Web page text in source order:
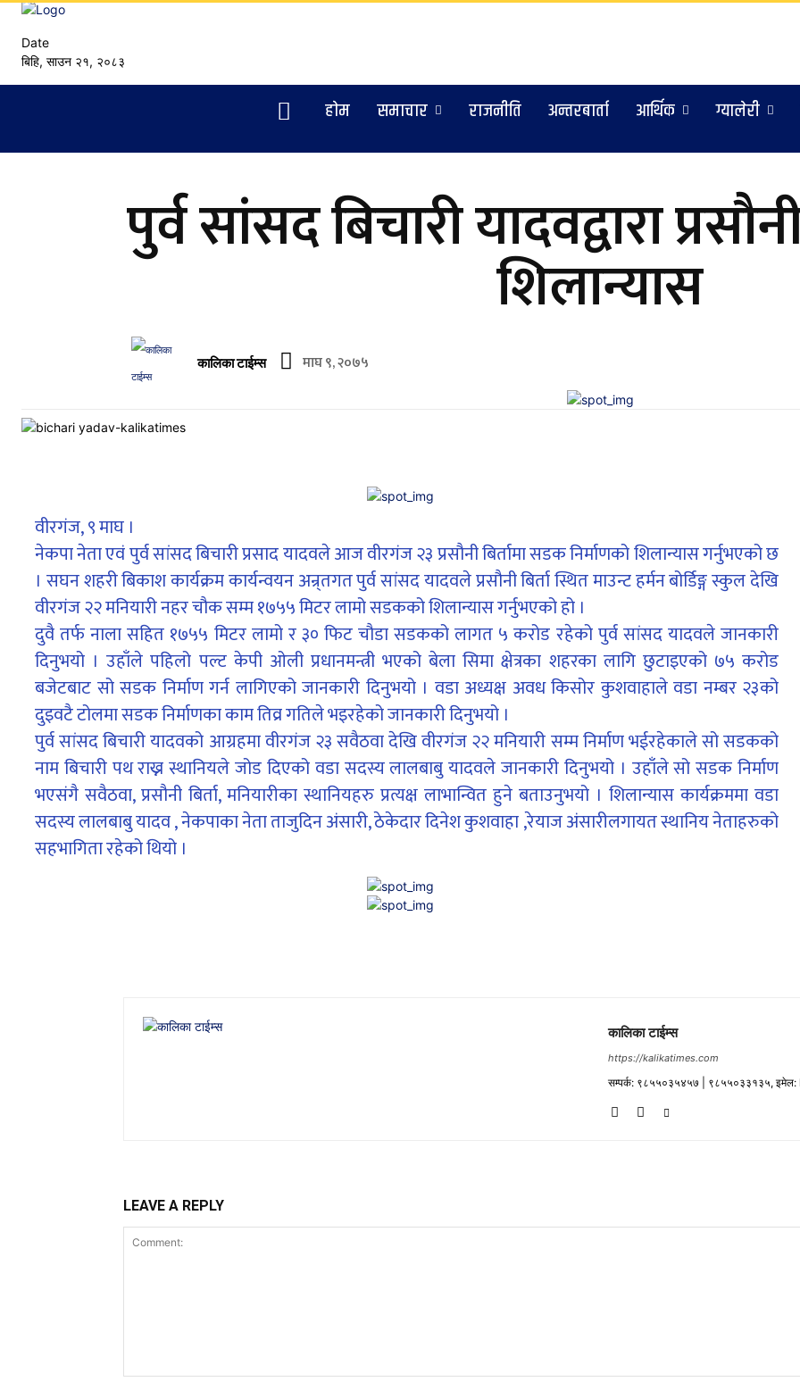
Date
बिहि, साउन २१, २०८३
हाेम समाचार राजनीति अन्तरबार्ता आर्थिक ग्यालेरी
पुर्व सांसद बिचारी यादवद्वारा
शिलान्यास
कालिका टाईम्स माघ ९, २०७५
वीरगंज, ९ माघ ।
नेकपा नेता एवं पुर्व सांसद बिचारी प्रसाद यादवले आज वीरगंज २३ प्रसौनी बिर्तामा सडक निर्माणको शिलान्यास गर्नुभएको छ
। सघन शहरी बिकाश कार्यक्रम कार्यन्वयन अन्र्तगत पुर्व सांसद यादवले प्रसौनी बिर्ता स्थित माउन्ट हर्मन बोर्डिङ्ग स्कुल देखि
वीरगंज २२ मनियारी नहर चौक सम्म १७५५ मिटर लामो सडकको शिलान्यास गर्नुभएको हो ।
दुवै तर्फ नाला सहित १७५५ मिटर लामो र ३० फिट चौडा सडकको लागत ५ करोड रहेको पुर्व सांसद यादवले जानकारी
दिनुभयो । उहाँले पहिलो पल्ट केपी ओली प्रधानमन्त्री भएको बेला सिमा क्षेत्रका शहरका लागि छुटाइएको ७५ करोड
बजेटबाट सो सडक निर्माण गर्न लागिएको जानकारी दिनुभयो । वडा अध्यक्ष अवध किसोर कुशवाहाले वडा नम्बर २३को
दुइवटै टोलमा सडक निर्माणका काम तिव्र गतिले भइरहेको जानकारी दिनुभयो ।
पुर्व सांसद बिचारी यादवको आग्रहमा वीरगंज २३ सवैठवा देखि वीरगंज २२ मनियारी सम्म निर्माण भईरहेकाले सो सडकको
नाम बिचारी पथ राख्न स्थानियले जोड दिएको वडा सदस्य लालबाबु यादवले जानकारी दिनुभयो । उहाँले सो सडक निर्माण
भएसंगै सवैठवा, प्रसौनी बिर्ता, मनियारीका स्थानियहरु प्रत्यक्ष लाभान्वित हुने बताउनुभयो । शिलान्यास कार्यक्रममा वडा
सदस्य लालबाबु यादव , नेकपाका नेता ताजुदिन अंसारी, ठेकेदार दिनेश कुशवाहा ,रेयाज अंसारीलगायत स्थानिय नेताहरुको
सहभागिता रहेको थियो ।
कालिका टाईम्स
https://kalikatimes.com
सम्पर्क: ९८५५०३५४५७ | ९८५५०३३१३५,
LEAVE A REPLY